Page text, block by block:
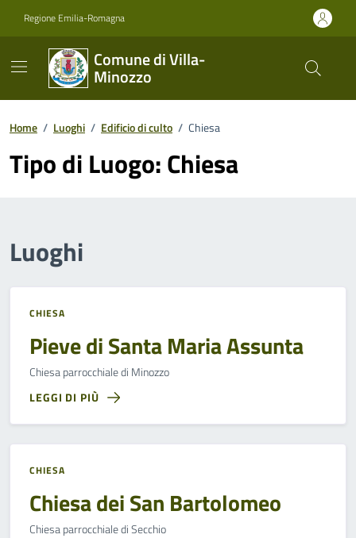
Regione Emilia-Romagna
Comune di Villa-
Minozzo
Home / Luoghi / Edificio di culto / Chiesa
Tipo di Luogo:Chiesa
Luoghi
CHIESA
Pieve di Santa Maria Assunta
Chiesa parrocchiale di Minozzo
LEGGI DI PIÙ
CHIESA
Chiesa dei San Bartolomeo
Chiesa parrocchiale di Secchio